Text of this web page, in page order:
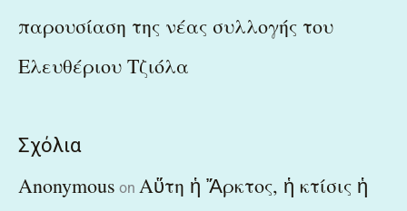
παρουσίαση της νέας συλλογής του
Ελευθέριου Τζιόλα
Σχόλια
Anonymous on Αὕτη ἡ Ἄρκτος, ἡ κτίσις ἡ